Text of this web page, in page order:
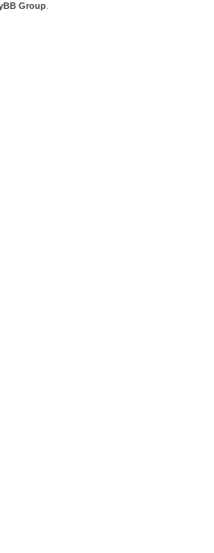
Group